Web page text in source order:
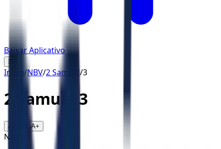
Baixar Aplicativo
☰
Início/NBV/2 Samuel/3
2 Samuel 3
A- A+
NBV